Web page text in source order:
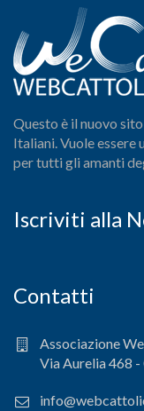
Questo è il nuovo
Italiani. Vuole essere
per tutti gli amanti
Iscriviti alla
Contatti
Associazione
Via Aurelia 468 -